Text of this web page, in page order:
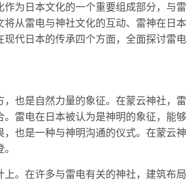
为日本文化的一个重要组成部分，与雷
从雷电与神社文化的互动、雷神在日本
代日本的传承四个方面，全面探讨雷电
也是自然力量的象征。在蒙云神社，雷
雷电在日本被认为是神明的象征，能够
也是一种与神明沟通的仪式。在蒙云神
。在许多与雷电有关的神社，建筑布局